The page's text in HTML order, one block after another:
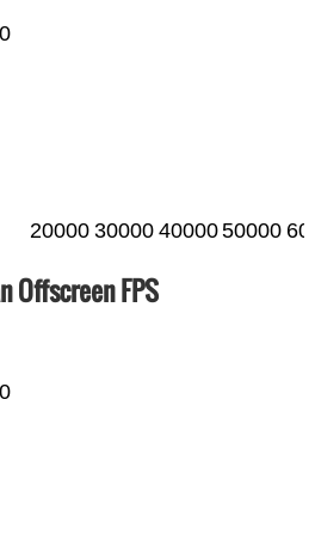
20000 30000 4000050000
Offscreen FPS